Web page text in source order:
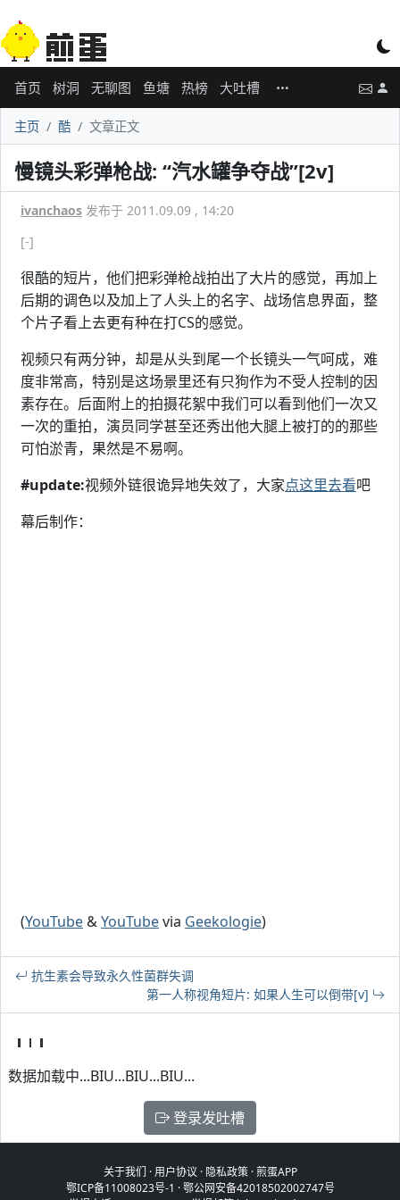
首页 树洞 无聊图 鱼塘 热榜 大吐槽
主页 酷 文章正文
慢镜头彩弹枪战: “汽水罐争夺战”[2v]
ivanchaos 发布于 2011.09.09 , 14:20
[-]
很酷的短片，他们把彩弹枪战拍出了大片的感觉，再加上
后期的调色以及加上了人头上的名字、战场信息界面，整
个片子看上去更有种在打CS的感觉。
视频只有两分钟，却是从头到尾一个长镜头一气呵成，难
度非常高，特别是这场景里还有只狗作为不受人控制的因
素存在。后面附上的拍摄花絮中我们可以看到他们一次又
一次的重拍，演员同学甚至还秀出他大腿上被打的的那些
可怕淤青，果然是不易啊。
#update:视频外链很诡异地失效了，大家点这里去看吧
幕后制作：
(YouTube&YouTubevia Geekologie)
抗生素会导致永久性菌群失调
第一人称视角短片: 如果人生可以倒带[v]
数据加载中...BIU...BIU...BIU...
登录发吐槽
关于我们 ·用户协议 · 隐私政策·煎蛋APP
鄂ICP备11008023号-1 ·鄂公网安备42018502002747号